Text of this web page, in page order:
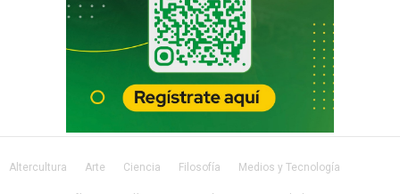
Altercultura Arte Ciencia Filosofía Medios y Tecnología